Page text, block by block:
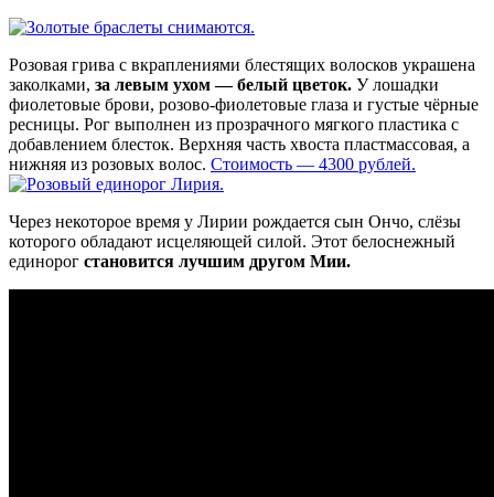
Розовая грива с вкраплениями блестящих волосков украшена
заколками, за левым ухом — белый цветок. У лошадки
фиолетовые брови, розово-фиолетовые глаза и густые чёрные
ресницы. Рог выполнен из прозрачного мягкого пластика с
добавлением блесток. Верхняя часть хвоста пластмассовая, а
нижняя из розовых волос. Стоимость — 4300 рублей.
Через некоторое время у Лирии рождается сын Ончо, слёзы
которого обладают исцеляющей силой. Этот белоснежный
единорог становится лучшим другом Мии.